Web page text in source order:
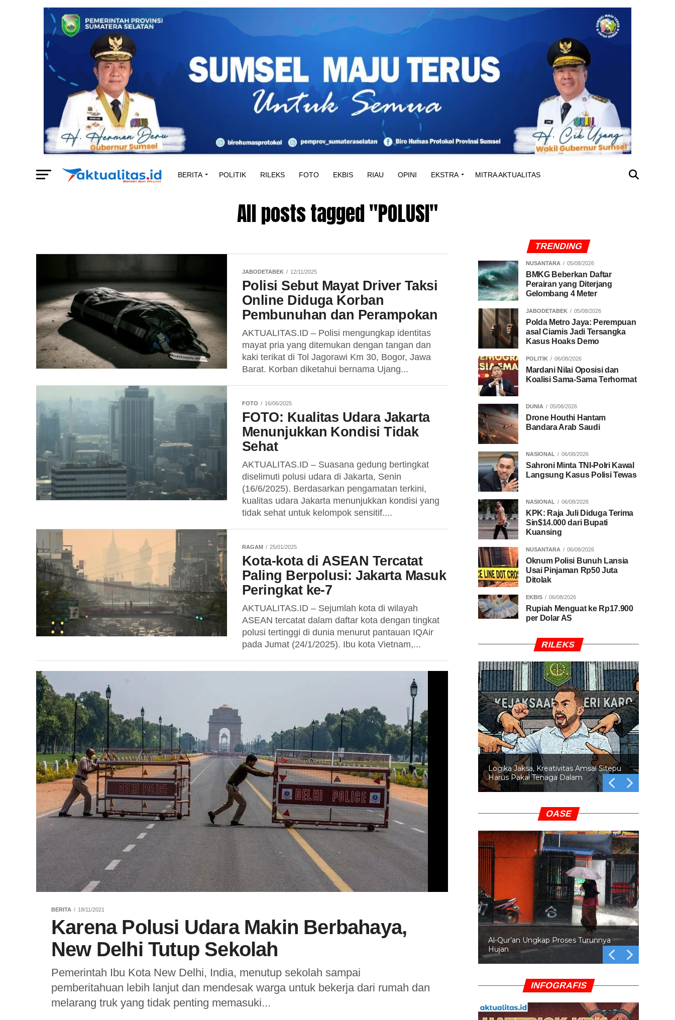
BERITA POLITIK RILEKS FOTO EKBIS RIAU OPINI EKSTRA MITRA AKTUALITAS
All posts tagged "POLUSI"
JABODETABEK 12/11/2025
Polisi Sebut Mayat Driver Taksi
Online Diduga Korban
Pembunuhan dan Perampokan
AKTUALITAS.ID – Polisi mengungkap identitas
mayat pria yang ditemukan dengan tangan dan
kaki terikat di Tol Jagorawi Km 30, Bogor, Jawa
Barat. Korban diketahui bernama Ujang...
FOTO 16/06/2025
FOTO: Kualitas Udara Jakarta
Menunjukkan Kondisi Tidak
Sehat
AKTUALITAS.ID – Suasana gedung bertingkat
diselimuti polusi udara di Jakarta, Senin
(16/6/2025). Berdasarkan pengamatan terkini,
kualitas udara Jakarta menunjukkan kondisi yang
tidak sehat untuk kelompok sensitif....
RAGAM 25/01/2025
Kota-kota di ASEAN Tercatat
Paling Berpolusi: Jakarta Masuk
Peringkat ke-7
AKTUALITAS.ID – Sejumlah kota di wilayah
ASEAN tercatat dalam daftar kota dengan tingkat
polusi tertinggi di dunia menurut pantauan IQAir
pada Jumat (24/1/2025). Ibu kota Vietnam,...
BERITA 18/11/2021
Karena Polusi Udara Makin Berbahaya,
New Delhi Tutup Sekolah
Pemerintah Ibu Kota New Delhi, India, menutup sekolah sampai
pemberitahuan lebih lanjut dan mendesak warga untuk bekerja dari rumah dan
melarang truk yang tidak penting memasuki...
TRENDING
NUSANTARA 05/08/2026
BMKG Beberkan Daftar
Perairan yang Diterjang
Gelombang 4 Meter
JABODETABEK 05/08/2026
Polda Metro Jaya: Perempuan
asal Ciamis Jadi Tersangka
Kasus Hoaks Demo
POLITIK 06/08/2026
Mardani Nilai Oposisi dan
Koalisi Sama-Sama Terhormat
DUNIA 05/08/2026
Drone Houthi Hantam
Bandara Arab Saudi
NASIONAL 06/08/2026
Sahroni Minta TNI-Polri Kawal
Langsung Kasus Polisi Tewas
NASIONAL 06/08/2026
KPK: Raja Juli Diduga Terima
Sin$14.000 dari Bupati
Kuansing
NUSANTARA 06/08/2026
Oknum Polisi Bunuh Lansia
Usai Pinjaman Rp50 Juta
Ditolak
EKBIS 06/08/2026
Rupiah Menguat ke Rp17.900
per Dolar AS
RILEKS
Logika Jaksa, Kreativitas Amsal Sitepu
Harus Pakai Tenaga Dalam
OASE
Al-Qur’an Ungkap Proses Turunnya
Hujan
INFOGRAFIS